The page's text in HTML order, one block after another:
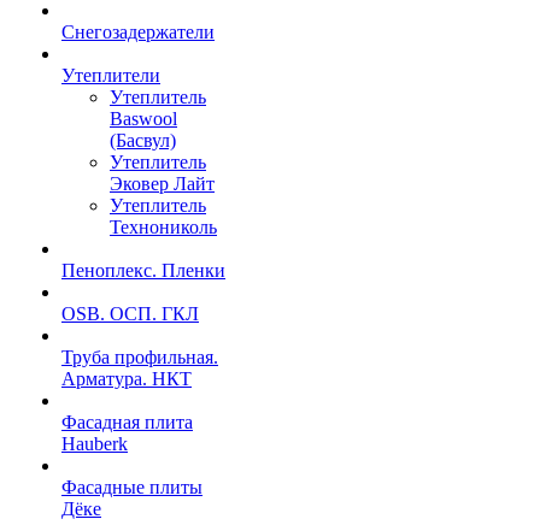
Снегозадержатели
Утеплители
Утеплитель
Baswool
(Басвул)
Утеплитель
Эковер Лайт
Утеплитель
Технониколь
Пеноплекс. Пленки
OSB. ОСП. ГКЛ
Труба профильная.
Арматура. НКТ
Фасадная плита
Hauberk
Фасадные плиты
Дёке